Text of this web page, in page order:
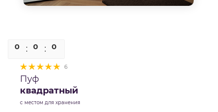
0 0 0
6
Пуф
квадратный
с местом для хранения